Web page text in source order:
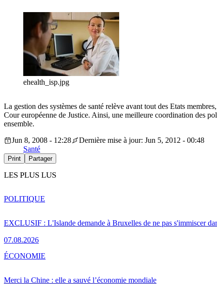
ehealth_isp.jpg
La gestion des systèmes de santé relève avant tout des Etats
Cour européenne de Justice. Ainsi, une meilleure coordination des
ensemble.
Jun 8, 2008 - 12:28
Dernière mise à jour: Jun 5, 2012 - 00:48
Santé
Print Partager
LES PLUS LUS
EXCLUSIF : L'Islande demande à Bruxelles de ne pas s'immiscer
07.08.2026
POLITIQUE
Merci la Chine : elle a sauvé l’économie mondiale
ÉCONOMIE